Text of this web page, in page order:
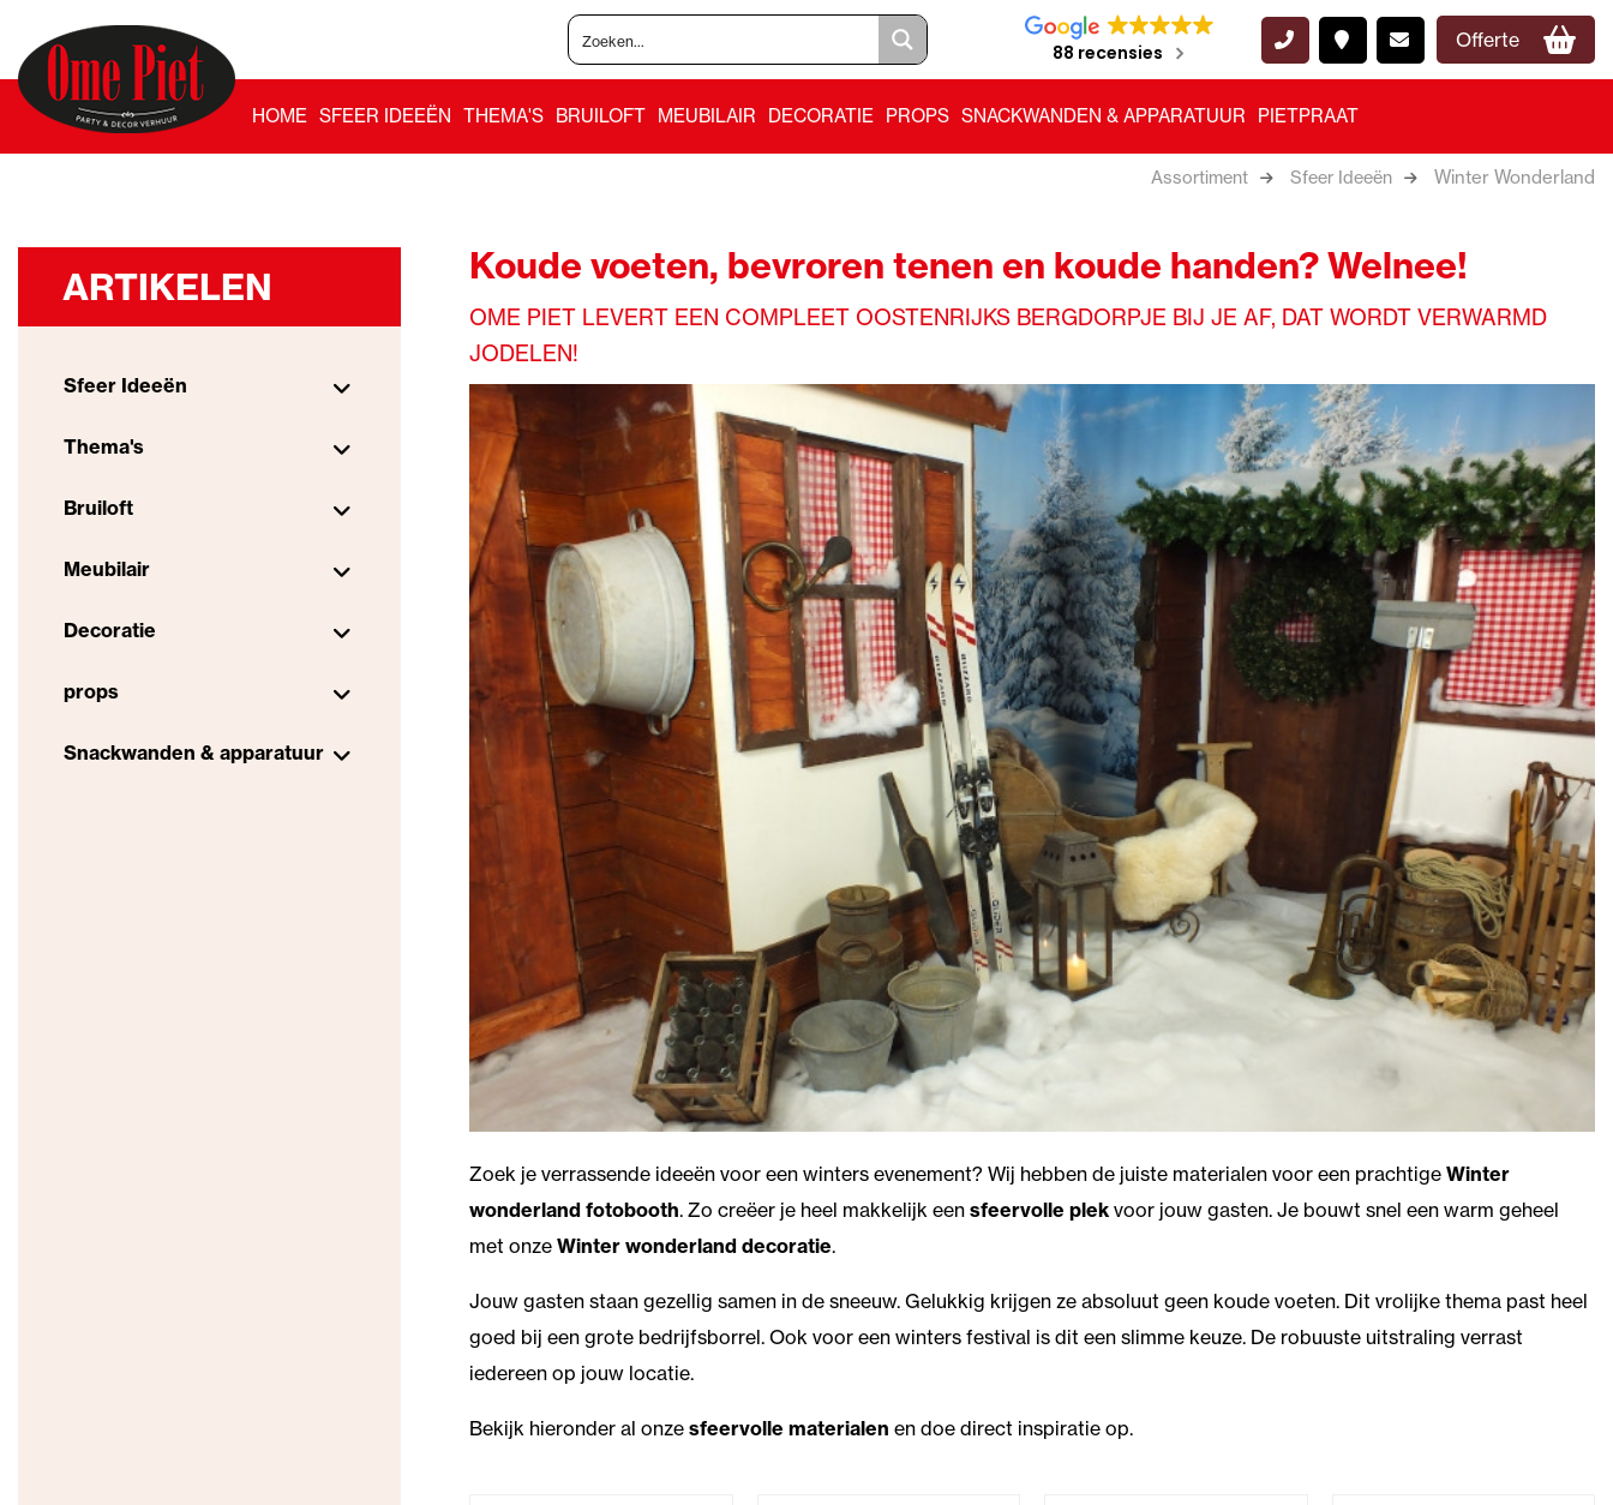
88 recensies
Offerte
HOME SFEER IDEEËN THEMA'S BRUILOFT MEUBILAIR DECORATIE PROPS SNACKWANDEN & APPARATUUR PIETPRAAT
Assortiment Sfeer Ideeën Winter Wonderland
ARTIKELEN
Sfeer Ideeën
Thema's
Bruiloft
Meubilair
Decoratie
props
Snackwanden & apparatuur
Koude voeten, bevroren tenen en koude handen? Welnee!
OME PIET LEVERT EEN COMPLEET OOSTENRIJKS BERGDORPJE BIJ JE AF, DAT WORDT VERWARMD
JODELEN!
Zoek je verrassende ideeën voor een winters evenement? Wij hebben de juiste materialen voor een prachtigeWinter
wonderland fotobooth. Zo creëer je heel makkelijk eensfeervolle plek voor jouw gasten. Je bouwt snel een warm geheel
met onzeWinter wonderland decoratie.
Jouw gasten staan gezellig samen in de sneeuw. Gelukkig krijgen ze absoluut geen koude voeten. Dit vrolijke thema past heel
goed bij een grote bedrijfsborrel. Ook voor een winters festival is dit een slimme keuze. De robuuste uitstraling verrast
iedereen op jouw locatie.
Bekijk hieronder al onzesfeervolle materialen en doe direct inspiratie op.